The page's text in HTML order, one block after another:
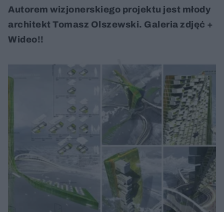
Autorem wizjonerskiego projektu jest młody
architekt Tomasz Olszewski. Galeria zdjęć +
Wideo!!